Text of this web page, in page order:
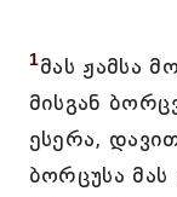
1მას ჟამსა
მისგან
ესერა,
ბორცუსა